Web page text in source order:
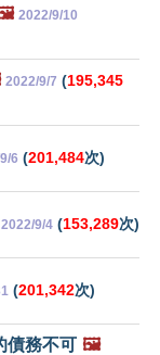
2022/9/10
2022/9/7 (195,345
6 (201,484次)
2022/9/4 (153,289次)
(201,342次)
債務不可 🖼️